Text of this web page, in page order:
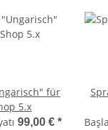
für
5.x
99,00 € *